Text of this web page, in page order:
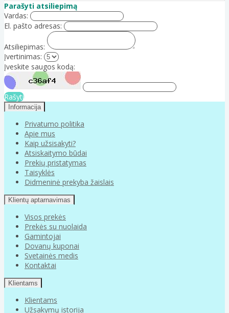
Parašyti atsiliepimą
Vardas:
El. pašto adresas:
Atsiliepimas:
Įvertinimas:
Įveskite saugos kodą:
Rašyti
Informacija
Privatumo politika
Apie mus
Kaip užsisakyti?
Atsiskaitymo būdai
Prekių pristatymas
Taisyklės
Didmeninė prekyba žaislais
Klientų aptarnavimas
Visos prekės
Prekės su nuolaida
Gamintojai
Dovanų kuponai
Svetainės medis
Kontaktai
Klientams
Klientams
Užsakymų istorija